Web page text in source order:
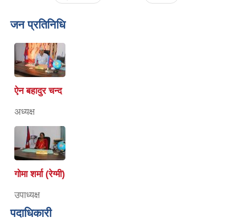
जन प्रतिनिधि
ऐन बहादुर चन्द
अध्यक्ष
गोमा शर्मा (रेग्मी)
उपाध्यक्ष
पदाधिकारी